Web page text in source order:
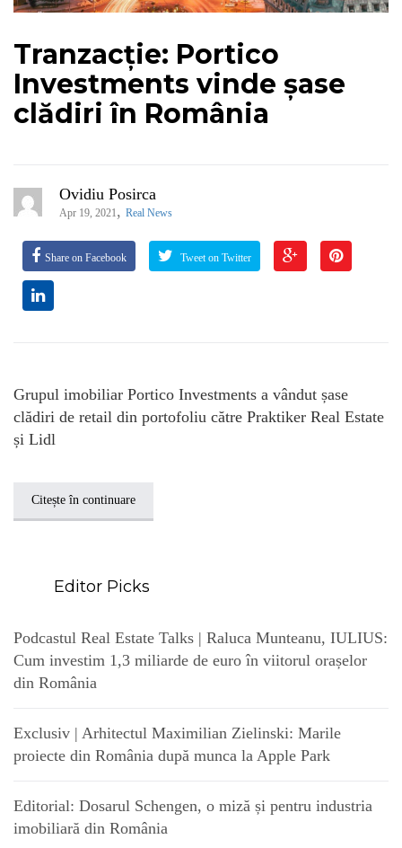
Tranzacție: Portico
Investments vinde șase
clădiri în România
Ovidiu Posirca
Apr 19, 2021 , Real News
Share on Facebook Tweet on Twitter
Grupul imobiliar Portico Investments a vândut șase
clădiri de retail din portofoliu către Praktiker Real Estate
și Lidl
Citește în continuare
Editor Picks
Podcastul Real Estate Talks | Raluca Munteanu, IULIUS:
Cum investim 1,3 miliarde de euro în viitorul orașelor
din România
Exclusiv | Arhitectul Maximilian Zielinski: Marile
proiecte din România după munca la Apple Park
Editorial: Dosarul Schengen, o miză și pentru industria
imobiliară din România